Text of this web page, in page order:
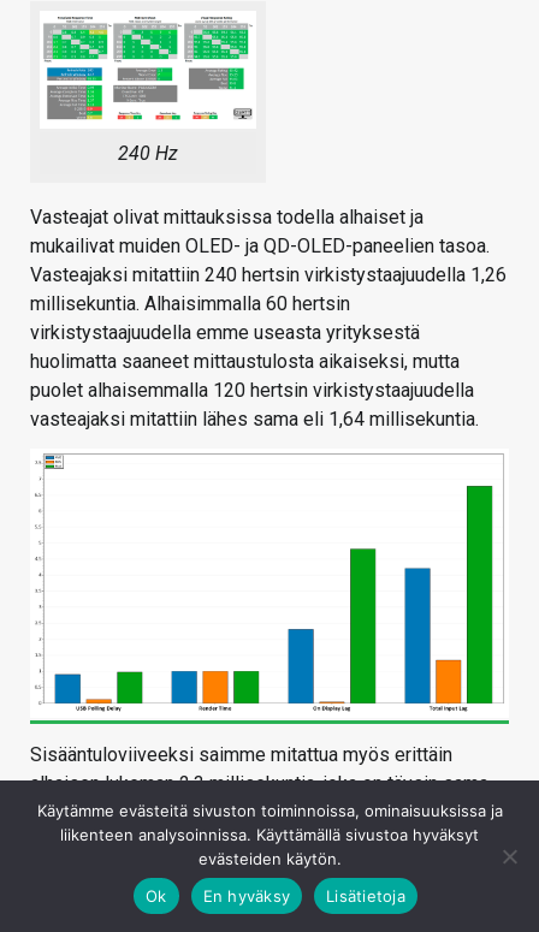
240 Hz
Vasteajat olivat mittauksissa todella alhaiset ja
mukailivat muiden OLED- ja QD-OLED-paneelien tasoa.
Vasteajaksi mitattiin 240 hertsin virkistystaajuudella 1,26
millisekuntia. Alhaisimmalla 60 hertsin
virkistystaajuudella emme useasta yrityksestä
huolimatta saaneet mittaustulosta aikaiseksi, mutta
puolet alhaisemmalla 120 hertsin virkistystaajuudella
vasteajaksi mitattiin lähes sama eli 1,64 millisekuntia.
Sisääntuloviiveeksi saimme mitattua myös erittäin
alhaisen lukeman 2,3 millisekuntia, joka on täysin sama
kuin MSI:n MPG 321URX:ssä.
Käytämme evästeitä sivuston toiminnoissa, ominaisuuksissa ja
liikenteen analysoinnissa. Käyttämällä sivustoa hyväksyt
evästeiden käytön.
Ok
En hyväksy Lisätietoja